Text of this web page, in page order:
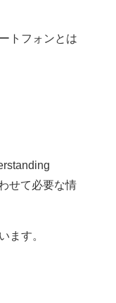
トフォンとは
せて必要な情
ます。